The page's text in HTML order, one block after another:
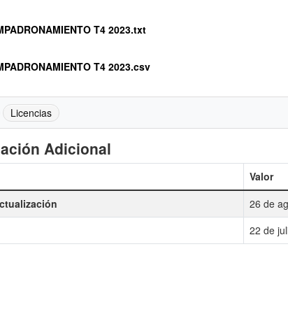
T4 2023.txt
T4 2023.csv
Licencias
Adicional
Valor
26 de
22 de